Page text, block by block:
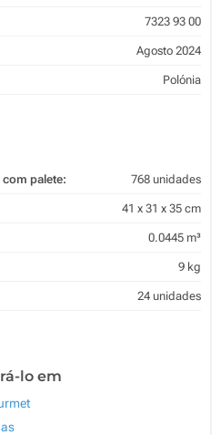
7323 93 00
Agosto 2024
Polónia
palete: 768 unidades
41 x 31 x 35 cm
0.0445 m³
9 kg
24 unidades
lo em